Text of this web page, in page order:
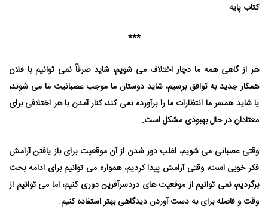
کتاب پایه
***
هر از گاهی همه ما دچار اختلاف می⁯ شویم، شاید صرفاً نمی ⁯توانیم با فلان
همکار جدید به توافق برسیم، شاید دوستان ما موجب عصبانیت ما می⁯ شوند،
یا شاید همسر ما انتظارات ما را برآورده نمی ⁯کند، کنار آمدن با هر اختلافی برای
معتادان در حال بهبودی مشکل است.
وقتی عصبانی می⁯ شویم، اغلب دور شدن از آن موقعیت برای باز یافتن آرامش
فکر خوبی است، وقتی آرامش پیدا کردیم، همواره می ⁯توانیم برای ادامه بحث
برگردیم، نمی ⁯توانیم از موقعیت⁯ های دردسرآفرین دوری کنیم، اما می ⁯توانیم از
وقت و فاصله برای به دست آوردن دیدگاهی بهتر استفاده کنیم.